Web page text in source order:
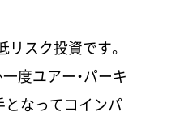
スク投資です。
度ユアー・パーキ
なってコインパ